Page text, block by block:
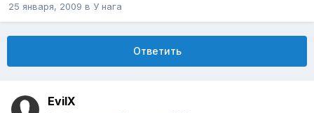
25 января, 2009 в У нага
Ответить
EvilX